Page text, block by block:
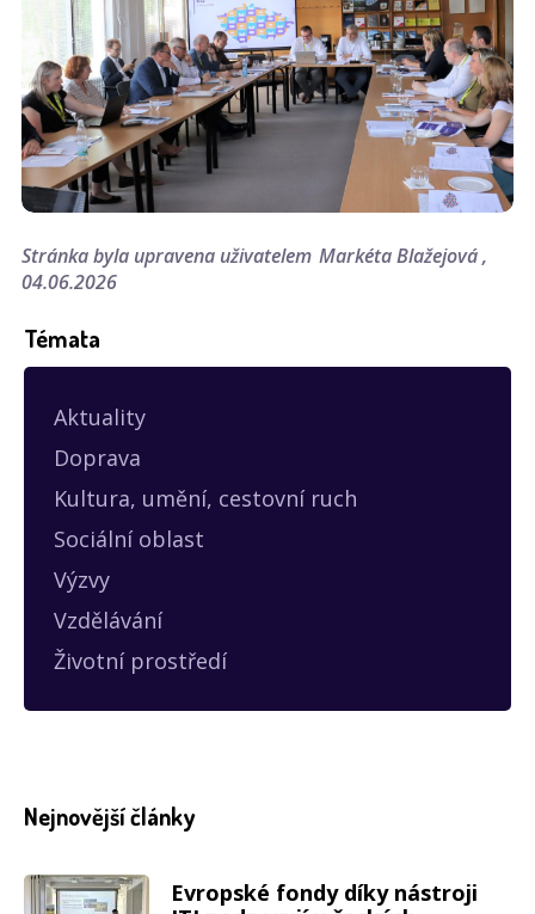
Stránka byla upravena uživatelem Markéta Blažejová
04.06.2026
Témata
Aktuality
Doprava
Kultura, umění, cestovní ruch
Sociální oblast
Výzvy
Vzdělávání
Životní prostředí
Nejnovější články
Evropské fondy díky nástroji